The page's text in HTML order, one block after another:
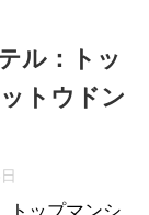
ル：トッ
トウドン